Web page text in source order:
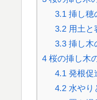
3.1挿し穂
3.2用土と
3.3挿し木
4 桜の挿し木
4.1発根促
4.2水やり